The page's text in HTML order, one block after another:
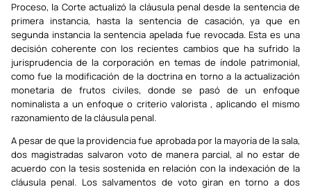
Proceso, la Corte actualizó la cláusula penal desde la sentencia de
primera instancia, hasta la sentencia de casación, ya que en
segunda instancia la sentencia apelada fue revocada. Esta es una
decisión coherente con los recientes cambios que ha sufrido la
jurisprudencia de la corporación en temas de índole patrimonial,
como fue la modificación de la doctrina en torno a la actualización
monetaria de frutos civiles, donde se pasó de un enfoque
nominalista a un enfoque o criterio valorista , aplicando el mismo
razonamiento de la cláusula penal.
A pesar de que la providencia fue aprobada por la mayoría de la sala,
dos magistradas salvaron voto de manera parcial, al no estar de
acuerdo con la tesis sostenida en relación con la indexación de la
cláusula penal. Los salvamentos de voto giran en torno a dos